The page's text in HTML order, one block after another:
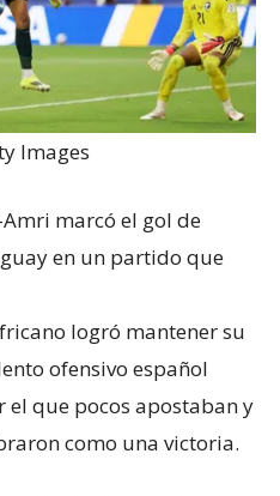
Images
marcó el gol de
en un partido que
logró mantener su
ofensivo español
que pocos apostaban y
como una victoria.